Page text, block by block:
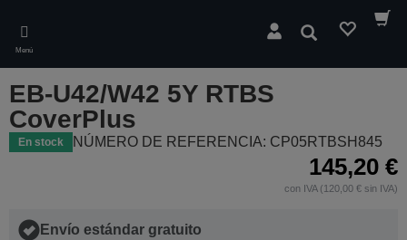
main
content
Menú
Buscar
EB-U42/W42 5Y RTBS
CoverPlus
En stock NÚMERO DE REFERENCIA: CP05RTBSH845
145,20 €
con IVA (120,00 € sin IVA)
Envío estándar gratuito